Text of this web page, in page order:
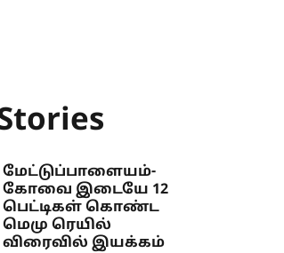
மேட்டுப்பாளையம்-
கோவை இடையே 12
பெட்டிகள் கொண்ட
மெமு ரெயில்
விரைவில் இயக்கம்